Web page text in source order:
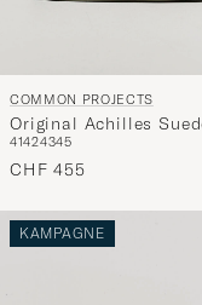
COMMON PROJECTS
Original Achilles
Sneaker Moss
41424345
CHF 455
KAMPAGNE